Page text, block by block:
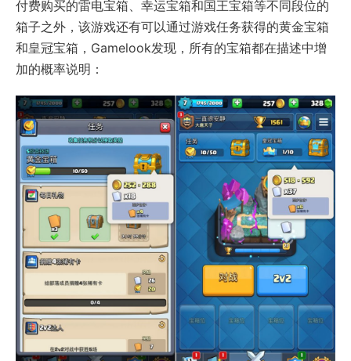
付费购买的雷电宝箱、幸运宝箱和国王宝箱等不同段位的
箱子之外，该游戏还有可以通过游戏任务获得的黄金宝箱
和皇冠宝箱，Gamelook发现，所有的宝箱都在描述中增
加的概率说明：